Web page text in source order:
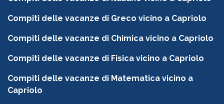
Compiti delle vacanze di Greco vicino a Capriolo
Compiti delle vacanze di Chimica vicino a Capriolo
Compiti delle vacanze di Fisica vicino a Capriolo
Compiti delle vacanze di Matematica vicino a
Capriolo